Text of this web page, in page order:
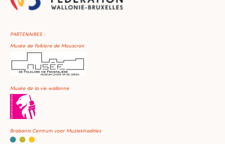
PARTENAIRES :
Musée de Folklore de Mouscron
Musée de la vie wallonne
Brabants Centrum voor Muziektradities